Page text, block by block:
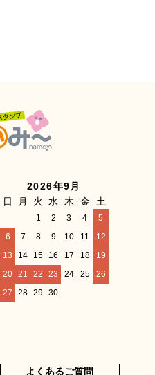
2026年9月
日
月 火 水 木 金 土
1 2 3 4
5
6
7 8 9 10 11
12
13
14 15 16 17 18
19
20 21 22 23 24 25
26
27
28 29 30
よくあるご質問